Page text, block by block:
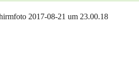
2017-08-21 um 23.00.18